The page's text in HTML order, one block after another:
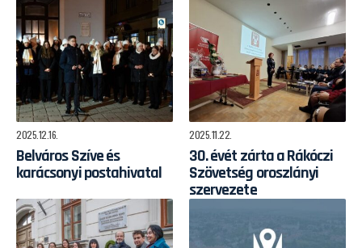
2025.12.16.
Belváros Szíve és
karácsonyi postahivatal
2025.11.22.
30. évét zárta a Rákóczi
Szövetség oroszlányi
szervezete